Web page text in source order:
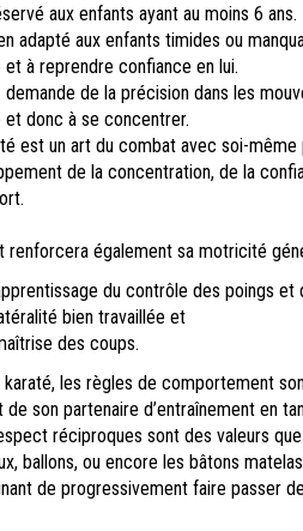
aux enfants ayant au moins 6 ans.
adapté aux enfants timides ou
à reprendre confiance en lui.
de la précision dans les
et donc à se concentrer.
est un art du combat avec soi-
de la concentration, de la
renforcera également sa motricité
du contrôle des poings et
bien travaillée et
des coups.
karaté, les règles de comportement
son partenaire d’entraînement en
réciproques sont des valeurs
ballons, ou encore les bâtons
de progressivement faire passer